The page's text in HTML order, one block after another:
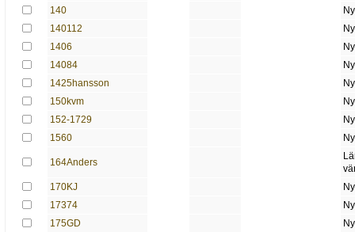
140
140112
1406
14084
1425hansson
150kvm
152-1729
1560
164Anders
170KJ
17374
175GD